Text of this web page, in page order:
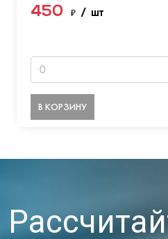
450 ₽ / шт
В КОРЗИНУ